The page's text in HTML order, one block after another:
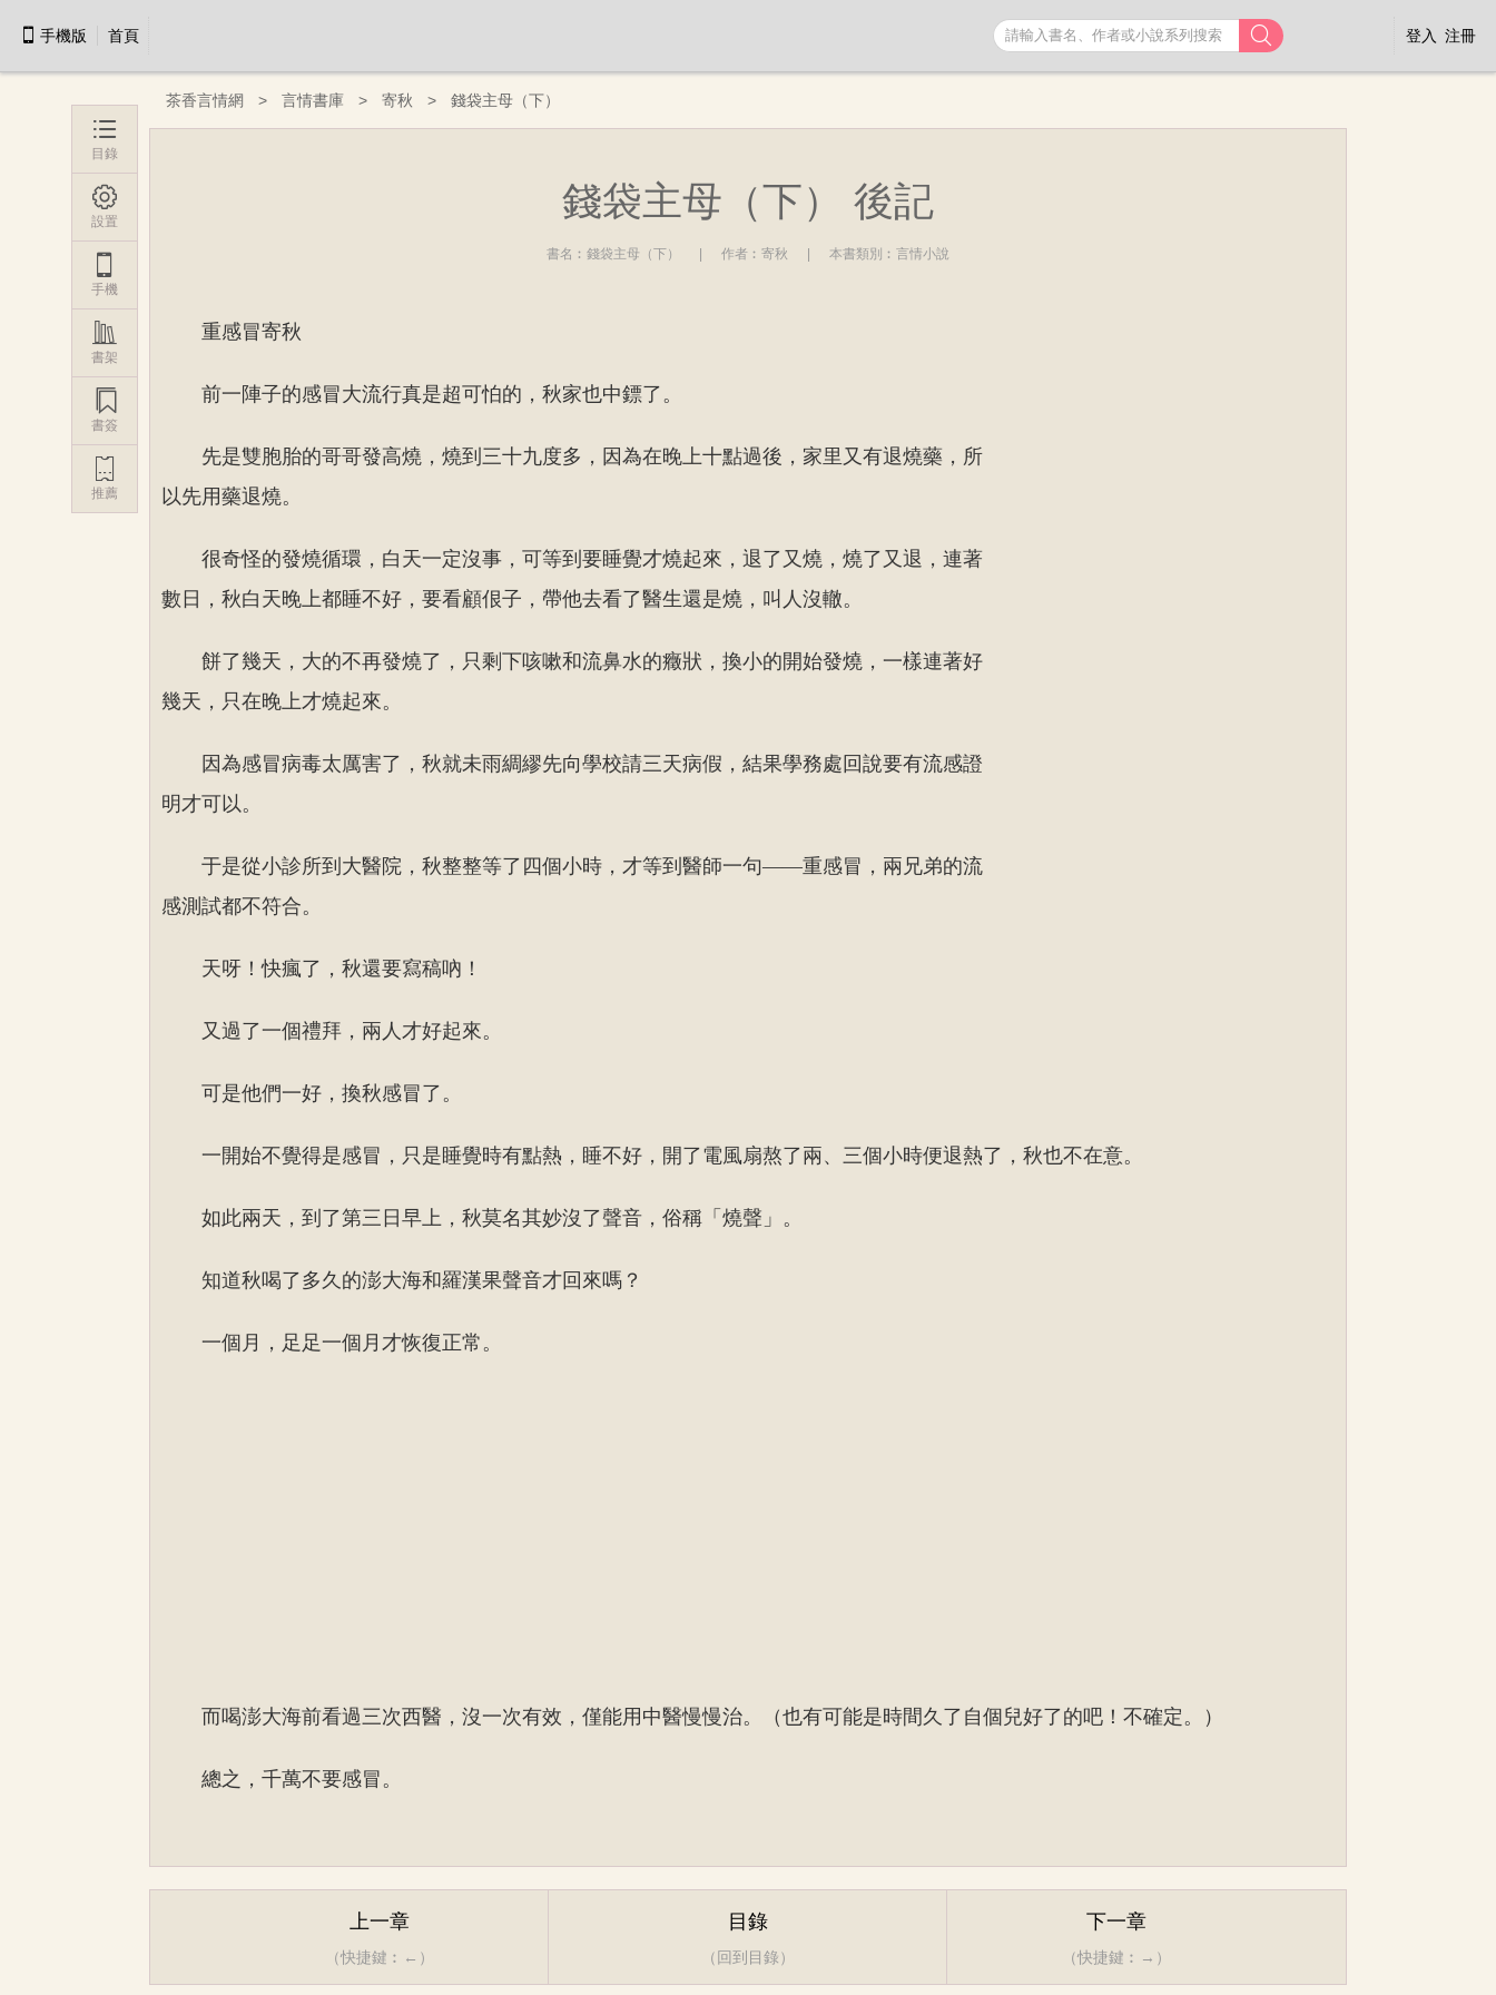
手機版 首頁 登入 注冊

茶香言情網 言情書庫 寄秋 錢袋主母（下）
錢袋主母（下） 後記
書名︰ 錢袋主母（下） 作者︰ 寄秋 本書類別︰ 言情小說
重感冒寄秋
前一陣子的感冒大流行真是超可怕的，秋家也中鏢了。
先是雙胞胎的哥哥發高燒，燒到三十九度多，因為在晚上十點過後，家里又有退燒藥，所
以先用藥退燒。
很奇怪的發燒循環，白天一定沒事，可等到要睡覺才燒起來，退了又燒，燒了又退，連著
數日，秋白天晚上都睡不好，要看顧佷子，帶他去看了醫生還是燒，叫人沒轍。
餅了幾天，大的不再發燒了，只剩下咳嗽和流鼻水的癥狀，換小的開始發燒，一樣連著好
幾天，只在晚上才燒起來。
因為感冒病毒太厲害了，秋就未雨綢繆先向學校請三天病假，結果學務處回說要有流感證
明才可以。
于是從小診所到大醫院，秋整整等了四個小時，才等到醫師一句——重感冒，兩兄弟的流
感測試都不符合。
天呀！快瘋了，秋還要寫稿吶！
又過了一個禮拜，兩人才好起來。
可是他們一好，換秋感冒了。
一開始不覺得是感冒，只是睡覺時有點熱，睡不好，開了電風扇熬了兩、三個小時便退熱了，秋也不在意。
如此兩天，到了第三日早上，秋莫名其妙沒了聲音，俗稱「燒聲」。
知道秋喝了多久的澎大海和羅漢果聲音才回來嗎？
一個月，足足一個月才恢復正常。
而喝澎大海前看過三次西醫，沒一次有效，僅能用中醫慢慢治。（也有可能是時間久了自個兒好了的吧！不確定。）
總之，千萬不要感冒。
上一章
（快捷鍵︰←）
目錄
（回到目錄）
下一章
（快捷鍵︰→）

目錄

設置
手機

書架

書簽

推薦